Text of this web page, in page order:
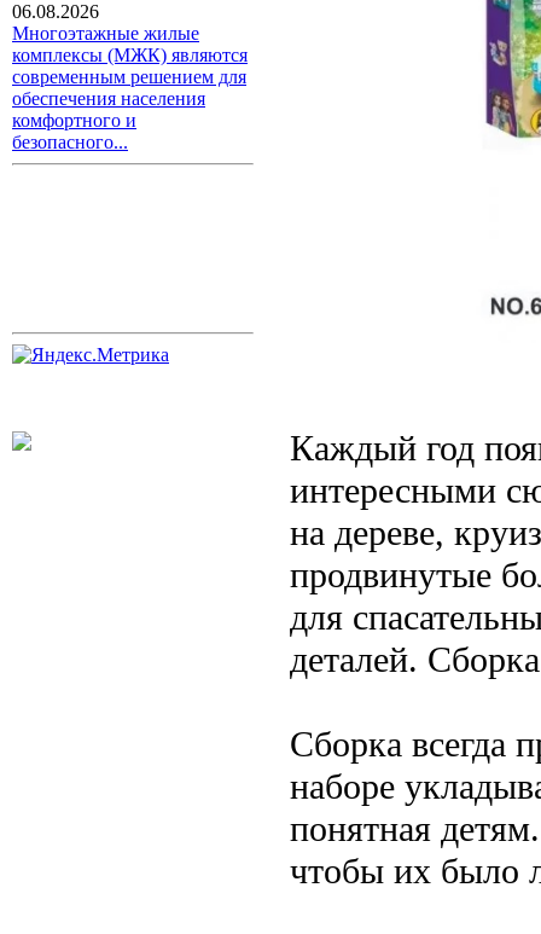
06.08.2026
Многоэтажные жилые
комплексы (МЖК) являются
современным решением для
обеспечения населения
комфортного и
безопасного...
Каждый год
интересными
на дереве,
продвинутые
для
деталей.
Сборка всегда
наборе
понятная
чтобы их было